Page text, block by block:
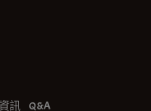
訊 Q&A